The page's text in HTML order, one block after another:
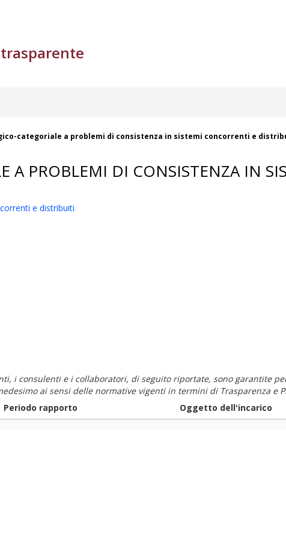
categoriale a problemi di consistenza in sistemi concorrenti e
A PROBLEMI DI CONSISTENZA IN
e distribuiti
i consulenti e i collaboratori, di seguito riportate, sono garantite
ai sensi delle normative vigenti in termini di Trasparenza e
Periodo rapporto Oggetto dell'incarico